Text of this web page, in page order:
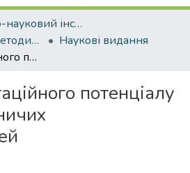
Навчально-науковий інститут здоров'я, реабілітації та фізичного виховання
Кафедра теорії і методики фізичного виховання
Наукові видання
Оцінка адаптаційного потенціалу студентів гірничих спеціальностей
потенціалу